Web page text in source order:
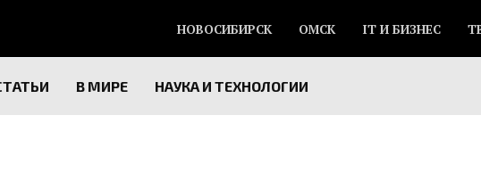
НОВОСИБИРСК ОМСК IT И БИЗНЕС
В МИРЕ НАУКА И ТЕХНОЛОГИИ